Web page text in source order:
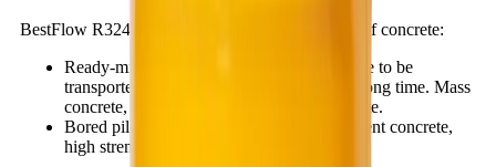
BestFlow R324B is used for the following types of concrete:
Ready-mixed concrete, concrete which have to be
transported long-distance, and install for a long time. Mass
concrete, concrete that works in a hot climate.
Bored pile concrete, dense steel reinforcement concrete,
high strength concrete.